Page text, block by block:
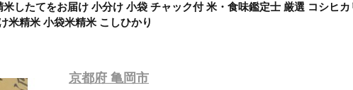
したてをお届け 小分け 小袋 チャック付 米・食味鑑定士 厳選 コシヒ
米精米 小袋米精米 こしひかり
京都府 亀岡市